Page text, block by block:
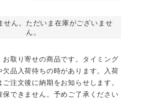
せん。ただいま在庫がございませ
ん。
取り寄せの商品です。タイミング
欠品入荷待ちの時があります。入荷
注文後に納期をお知らせします。
保できません。予めご了承ください